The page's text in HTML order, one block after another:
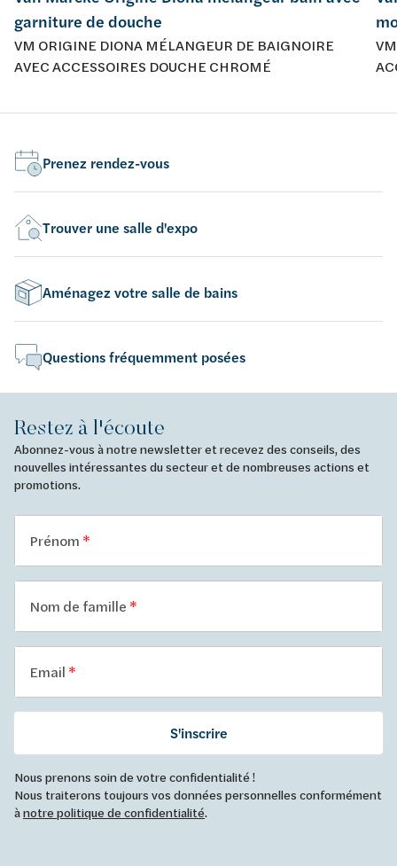
garniture de douche
VM ORIGINE DIONA MÉLANGEUR DE BAIGNOIRE
AVEC ACCESSOIRES DOUCHE CHROMÉ
Prenez rendez-vous
Trouver une salle d'expo
Aménagez votre salle de bains
Questions fréquemment posées
Restez à l'écoute
Abonnez-vous à notre newsletter et recevez des conseils, des
nouvelles intéressantes du secteur et de nombreuses actions et
promotions.
Prénom
Nom de famille
Email
S'inscrire
Nous prenons soin de votre confidentialité !
Nous traiterons toujours vos données personnelles conformément
ànotre politique de confidentialité.